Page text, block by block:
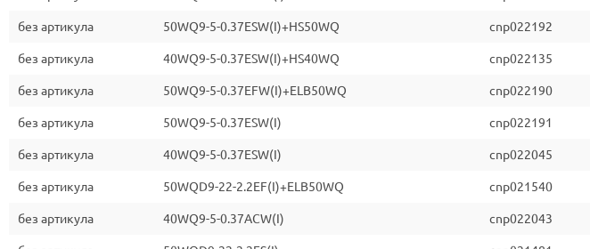
без артикула 50WQ9-5-0.37ESW(I)+HS50WQ cnp022192
без артикула 40WQ9-5-0.37ESW(I)+HS40WQ cnp022135
без артикула 50WQ9-5-0.37EFW(I)+ELB50WQ cnp022190
без артикула 50WQ9-5-0.37ESW(I) cnp022191
без артикула 40WQ9-5-0.37ESW(I) cnp022045
без артикула 50WQD9-22-2.2EF(I)+ELB50WQ cnp021540
без артикула 40WQ9-5-0.37ACW(I) cnp022043